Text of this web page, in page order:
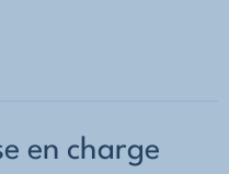
en charge